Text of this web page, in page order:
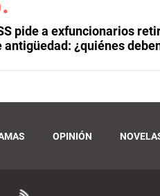
pide a exfuncionarios
antigüedad: ¿quiénes
OPINIÓN